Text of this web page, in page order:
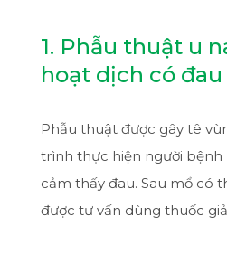
1. Phẫu thuật u
hoạt dịch có
Phẫu thuật được gây tê
trình thực hiện người bệnh
cảm thấy đau. Sau mổ có
được tư vấn dùng thuốc